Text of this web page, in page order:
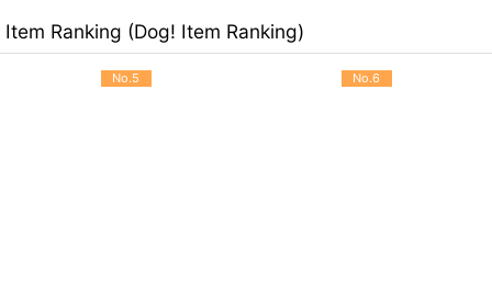
Item Ranking (Dog! Item Ranking)
No.5 No.6